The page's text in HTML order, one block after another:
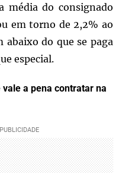
média do consignado
em torno de 2,2% ao
abaixo do que se paga
especial.
a pena contratar na